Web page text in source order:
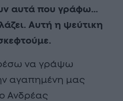
αυτά που γράφω…
Αυτή η ψεύτικη
να γράψω
αγαπημένη μας
Ανδρέας